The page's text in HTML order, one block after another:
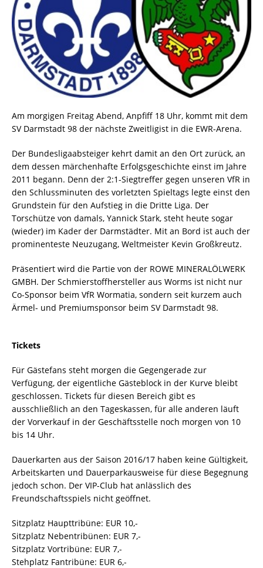
Am morgigen Freitag Abend, Anpfiff 18 Uhr, kommt mit dem
SV Darmstadt 98 der nächste Zweitligist in die EWR-Arena.
Der Bundesligaabsteiger kehrt damit an den Ort zurück, an
dem dessen märchenhafte Erfolgsgeschichte einst im Jahre
2011 begann. Denn der 2:1-Siegtreffer gegen unseren VfR in
den Schlussminuten des vorletzten Spieltags legte einst den
Grundstein für den Aufstieg in die Dritte Liga. Der
Torschütze von damals, Yannick Stark, steht heute sogar
(wieder) im Kader der Darmstädter. Mit an Bord ist auch der
prominenteste Neuzugang, Weltmeister Kevin Großkreutz.
Präsentiert wird die Partie von der ROWE MINERALÖLWERK
GMBH. Der Schmierstoffhersteller aus Worms ist nicht nur
Co-Sponsor beim VfR Wormatia, sondern seit kurzem auch
Ärmel- und Premiumsponsor beim SV Darmstadt 98.
Tickets
Für Gästefans steht morgen die Gegengerade zur
Verfügung, der eigentliche Gästeblock in der Kurve bleibt
geschlossen. Tickets für diesen Bereich gibt es
ausschließlich an den Tageskassen, für alle anderen läuft
der Vorverkauf in der Geschäftsstelle noch morgen von 10
bis 14 Uhr.
Dauerkarten aus der Saison 2016/17 haben keine Gültigkeit,
Arbeitskarten und Dauerparkausweise für diese Begegnung
jedoch schon. Der VIP-Club hat anlässlich des
Freundschaftsspiels nicht geöffnet.
Sitzplatz Haupttribüne: EUR 10,-
Sitzplatz Nebentribünen: EUR 7,-
Sitzplatz Vortribüne: EUR 7,-
Stehplatz Fantribüne: EUR 6,-